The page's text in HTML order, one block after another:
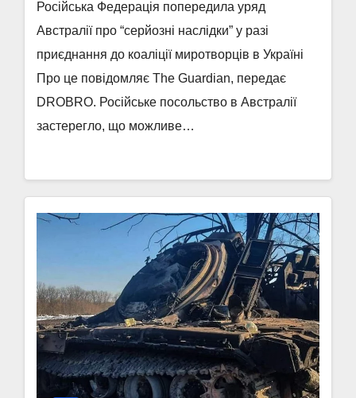
Російська Федерація попередила уряд
Австралії про “серйозні наслідки” у разі
приєднання до коаліції миротворців в Україні
Про це повідомляє The Guardian, передає
DROBRO. Російське посольство в Австралії
застерегло, що можливе…